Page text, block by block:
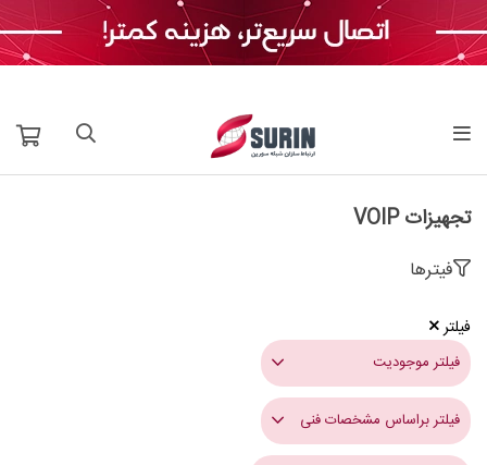
تجهیزات VOIP
فیترها
فیلتر
فیلتر موجودیت
فیلتر براساس مشخصات فنی